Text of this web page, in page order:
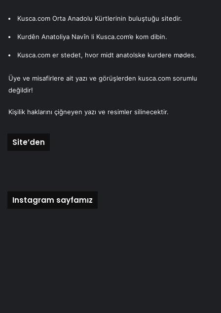
Kusca.com Orta Anadolu Kürtlerinin buluştuğu sitedir.
Kurdên Anatoliya Navîn li Kusca.com’e kom dibin.
Kusca.com er stedet, hvor midt anatolske kurdere mødes.
Üye ve misafirlere ait yazı ve görüşlerden kusca.com sorumlu
değildir!
Kişilik haklarını çiğneyen yazı ve resimler silinecektir.
Site’den
Instagram sayfamız